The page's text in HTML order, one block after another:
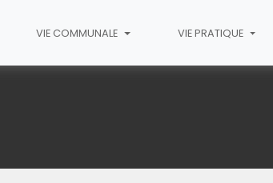
VIE COMMUNALE VIE PRATIQUE